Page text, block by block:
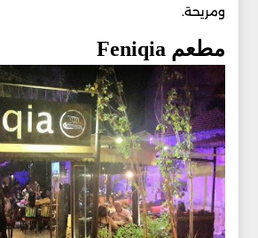
ومريحة.
مطعم Feniqia